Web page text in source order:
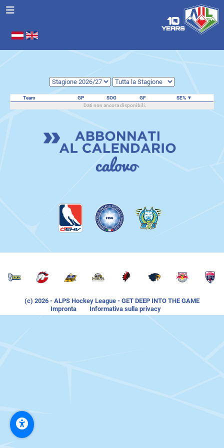
Seleziona la tua lingua
Team GP SOG GF
SE%
Dati non ancora disponibili.
(c) 2026 - ALPS Hockey League - GET DEEP INTO THE GAME
Impronta
Informativa sulla privacy